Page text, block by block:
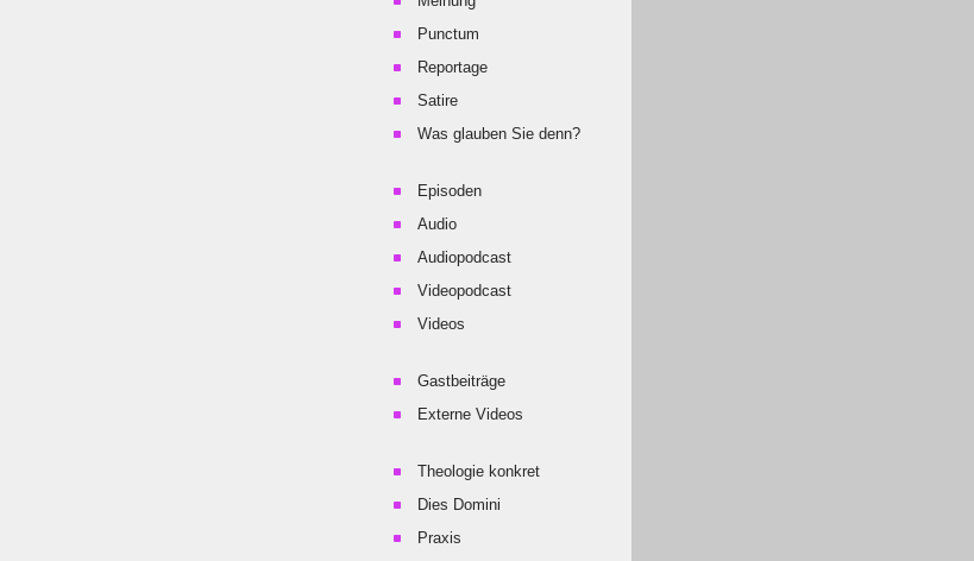
Punctum
Reportage
Satire
Was glauben Sie denn?
Episoden
Audio
Audiopodcast
Videopodcast
Videos
Gastbeiträge
Externe Videos
Theologie konkret
Dies Domini
Praxis